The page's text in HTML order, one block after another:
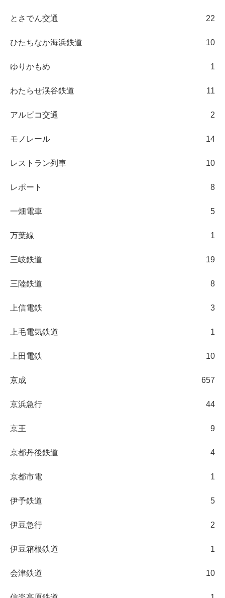
とさでん交通 22
ひたちなか海浜鉄道 10
ゆりかもめ 1
わたらせ渓谷鉄道 11
アルピコ交通 2
モノレール 14
レストラン列車 10
レポート 8
一畑電車 5
万葉線 1
三岐鉄道 19
三陸鉄道 8
上信電鉄 3
上毛電気鉄道 1
上田電鉄 10
京成 657
京浜急行 44
京王 9
京都丹後鉄道 4
京都市電 1
伊予鉄道 5
伊豆急行 2
伊豆箱根鉄道 1
会津鉄道 10